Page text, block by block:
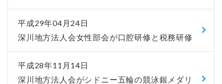
平成29年04月24日
深川地方法人会女性部会が口腔研修と税務研修
平成28年11月14日
深川地方法人会がシドニー五輪の競泳銀メダリ